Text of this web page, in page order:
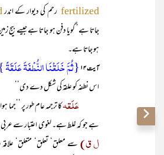
fertilized رحم کی دیوار کے اندر
جاتا ہے‘ گویا دفن ہو جاتا ہے جیسے بیج
ہو جاتا ہے۔
آیت ۱۴ {ثُمَّ خَلَقۡنَا النُّطۡفَۃَ
اس نطفہ کو علقہ کی شکل دے دی‘‘
عَلَقہکا ترجمہ عام طور پر ’’جما
ہے جو کہ غلط ہے۔ لغوی اعتبار سے عربی
ل ق)سے معلق‘ تعلق‘ متعلق‘ علاقہ